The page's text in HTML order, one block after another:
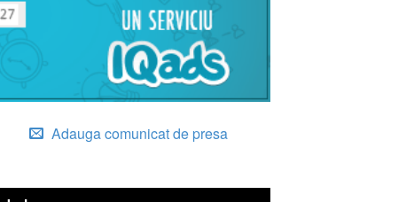
Adauga comunicat de presa